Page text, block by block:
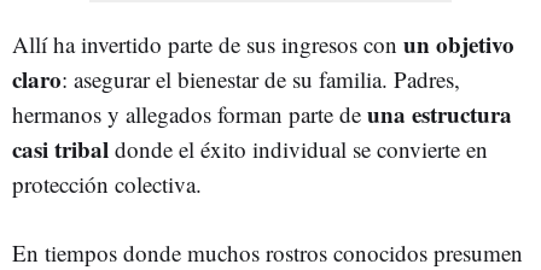
Allí ha invertido parte de sus ingresos con un objetivo
claro: asegurar el bienestar de su familia. Padres,
hermanos y allegados forman parte de una estructura
casi tribal donde el éxito individual se convierte en
protección colectiva.
En tiempos donde muchos rostros conocidos presumen